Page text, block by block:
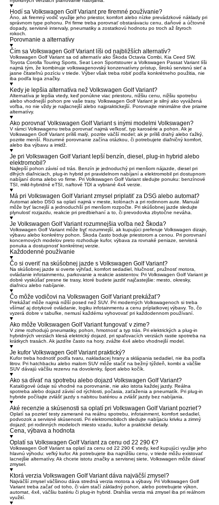
Hodí sa Volkswagen Golf Variant pre firemné používanie?
Áno, ak firemný vodič využije jeho priestor, komfort alebo nízke prevádzkové náklady pri
správnom type pohonu. Pri firme treba porovnať obstarávaciu cenu, daňové a účtovné
dopady, servisné intervaly, pneumatiky a zostatkovú hodnotu po troch až štyroch
rokoch.
Porovnanie a alternatívy
Čím sa Volkswagen Golf Variant líši od najbližších alternatív?
Volkswagen Golf Variant sa od alternatív ako Škoda Octavia Combi, Kia Ceed SW,
Toyota Corolla Touring Sports, Seat Leon Sportstourer a Volkswagen Passat Variant líši
najmä tým, že kombinuje volkswagenovský konzervatívny prístup, širokú servisnú sieť a
jasne čitateľnú pozíciu v triede. Výber však treba robiť podľa konkrétneho použitia, nie
iba podľa loga značky.
Kedy je lepšia alternatíva než Volkswagen Golf Variant?
Alternatíva je lepšia vtedy, keď ponúkne viac priestoru, nižšiu cenu, nižšiu spotrebu
alebo vhodnejší pohon pre vaše trasy. Volkswagen Golf Variant je silný ako vyvážená
voľba, no nie vždy je najlacnejší alebo najpraktickejší. Porovnajte minimálne dve priame
alternatívy.
Ako porovnať Volkswagen Golf Variant s inými modelmi Volkswagen?
V rámci Volkswagenu treba porovnať najmä veľkosť, typ karosérie a pohon. Ak je
Volkswagen Golf Variant príliš malý, pozrite väčší model; ak je príliš drahý alebo ťažký,
pozrite menší. Rozumné porovnanie začína otázkou, či potrebujete diaľničný komfort,
alebo iba výbavu a imidž.
Je pri Volkswagen Golf Variant lepší benzín, diesel, plug-in hybrid alebo
elektromobil?
Najlepší pohon závisí od trás. Benzín je jednoduchý pri menšom nájazde, diesel pri
dlhých diaľniciach, plug-in hybrid pri pravidelnom nabíjaní a elektromobil pri dostupnom
nabíjaní doma alebo vo firme. Pri Volkswagen Golf Variant sledujte ponuku: benzínové
TSI, mild-hybridné eTSI, naftové TDI a vybrané 4x4 verzie.
Má pri Volkswagen Golf Variant zmysel priplatiť za DSG alebo automat?
Automat alebo DSG sa oplatí najmä v meste, kolónach a pri rodinnom aute. Manuál
môže byť lacnejší a jednoduchší pri menšom rozpočte. Pri skúšobnej jazde sledujte
plynulosť rozjazdu, reakcie pri predbiehaní a to, či prevodovka zbytočne neváha.
Je Volkswagen Golf Variant rozumnejšia voľba než Škoda?
Volkswagen Golf Variant môže byť rozumnejší, ak kupujúci preferuje Volkswagen dizajn,
výbavu alebo konkrétny pohon. Škoda často boduje priestorom a cenou. Pri porovnaní
koncernových modelov preto rozhoduje kufor, výbava za rovnaké peniaze, servisná
ponuka a dostupnosť konkrétnej verzie.
Každodenné používanie
Čo si overiť na skúšobnej jazde s Volkswagen Golf Variant?
Na skúšobnej jazde si overte výhľad, komfort sedadiel, hlučnosť, pružnosť motora,
ovládanie infotainmentu, parkovanie a reakcie asistentov. Pri Volkswagen Golf Variant je
dobré vyskúšať presne tie trasy, ktoré budete jazdiť najčastejšie: mesto, okresky,
diaľnicu alebo nabíjanie.
Čo môže vodičovi na Volkswagen Golf Variant prekážať?
Prekážať môže najmä nižší posed než SUV. Pri moderných Volkswagenoch si treba
všímať aj dotykové ovládanie, logiku infotainmentu a cenu príplatkovej výbavy. To, čo
vyzerá dobre v tabuľke, nemusí každému vyhovovať pri každodennom používaní.
Ako môže Volkswagen Golf Variant fungovať v zime?
V zime rozhodujú pneumatiky, pohon, hmotnosť a typ trás. Pri elektrických a plug-in
hybridných verziách klesá elektrický dojazd, pri spaľovacích verziách rastie spotreba na
krátkych trasách. Ak jazdíte často na hory, zvážte 4x4 alebo vhodnejší model.
Je kufor Volkswagen Golf Variant praktický?
Kufor treba hodnotiť podľa tvaru, nakladacej hrany a sklápania sedadiel, nie iba podľa
litrov. Pri hatchbacku alebo malom SUV môže stačiť na bežný týždeň, kombi a väčšie
SUV dávajú väčšiu rezervu na dovolenky, šport alebo kočík.
Ako sa dívať na spotrebu alebo dojazd Volkswagen Golf Variant?
Katalógové údaje sú vhodné na porovnanie, nie ako istota každej jazdy. Reálna
spotreba alebo dojazd závisí od rýchlosti, počasia, zaťaženia a pneumatík. Pri plug-in
hybride počítajte zvlášť jazdy s nabitou batériou a zvlášť jazdy bez nabíjania.
Aké recenzie a skúsenosti sa oplatí pri Volkswagen Golf Variant pozrieť?
Oplatí sa pozrieť testy zamerané na reálnu spotrebu, infotainment, komfort sedadiel,
podvozok a servisné skúsenosti. Pri elektromobiloch sledujte nabíjaciu krivku a zimný
dojazd; pri rodinných modeloch miesto vzadu, kufor a praktické detaily.
Cena, výbava a hodnota
Oplatí sa Volkswagen Golf Variant za cenu od 22 290 €?
Volkswagen Golf Variant sa oplatí za cenu od 22 290 € vtedy, keď kupujúci využije jeho
hlavnú výhodu: veľký kufor. Ak potrebujete iba najnižšiu cenu, v triede môžu existovať
lacnejšie alternatívy. Ak chcete istotu značky a servisnej siete, Volkswagen môže dávať
zmysel.
Ktorá verzia Volkswagen Golf Variant dáva najväčší zmysel?
Najväčší zmysel väčšinou dáva stredná verzia motora a výbavy. Pri Volkswagen Golf
Variant treba začať od toho, či vám stačí základný pohon, alebo potrebujete výkon,
automat, 4x4, väčšiu batériu či plug-in hybrid. Drahšia verzia má zmysel iba pri reálnom
využití.